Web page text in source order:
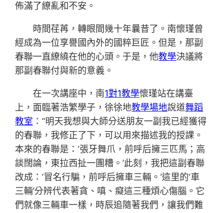
佈滿了繚亂和不安。
時間荏苒，轉眼間幾十年曩昔了。南懷瑾曾
經成為一位享譽國內外的國粹巨匠。但是，那副
春聯一直繚繞在他的心頭。于是，他教學決議將
那副春聯付與新的意義。
在一次講座中，南1對1教學懷瑾站在講臺
上，面臨著浩繁學子，徐徐地教學場地說道舞蹈
教室 ：“明天我想與大師分送朋友一副我已經獲得
的春聯，我修正了下，可以用來描述我的授課。
本來的春聯是：‘張牙舞爪，前呼后擁三匹馬；高
談闊論，東拉西扯一團糟。’此刻，我把這副春聯
改成：‘冒名行騙，前呼后擁車三輛。’這里的‘車
三輛’分辨代表著貪、嗔、癡這三種煩心傷腦。它
們就像三輛車一樣，時辰追隨著我們，讓我們難